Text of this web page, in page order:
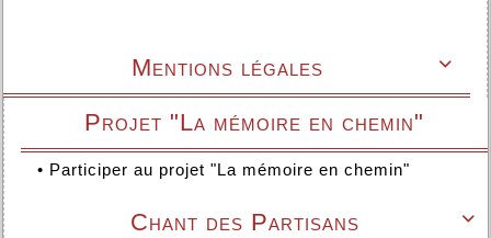

Mentions légales
Projet "La mémoire en chemin"
• Participer au projet "La mémoire en chemin"

Chant des Partisans